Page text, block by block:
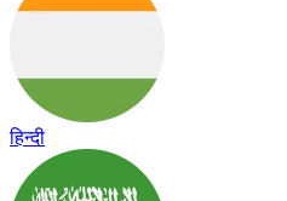
हिन्दी